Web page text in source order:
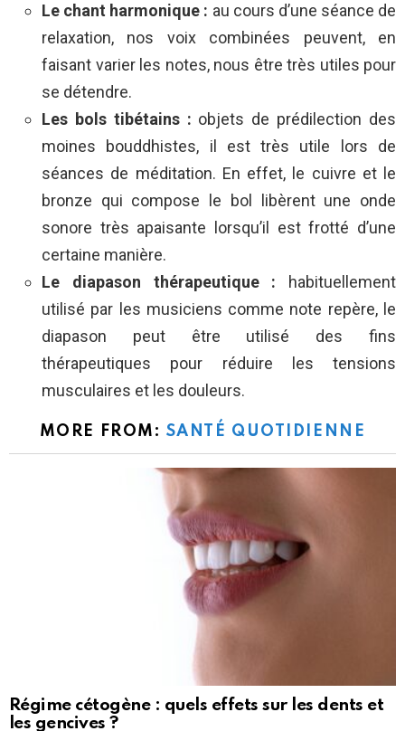
Le chant harmonique : au cours d’une séance de
relaxation, nos voix combinées peuvent, en
faisant varier les notes, nous être très utiles pour
se détendre.
Les bols tibétains : objets de prédilection des
moines bouddhistes, il est très utile lors de
séances de méditation. En effet, le cuivre et le
bronze qui compose le bol libèrent une onde
sonore très apaisante lorsqu’il est frotté d’une
certaine manière.
Le diapason thérapeutique : habituellement
utilisé par les musiciens comme note repère, le
diapason peut être utilisé des fins
thérapeutiques pour réduire les tensions
musculaires et les douleurs.
MORE FROM: SANTÉ QUOTIDIENNE
Régime cétogène : quels effets sur les dents et
les gencives ?